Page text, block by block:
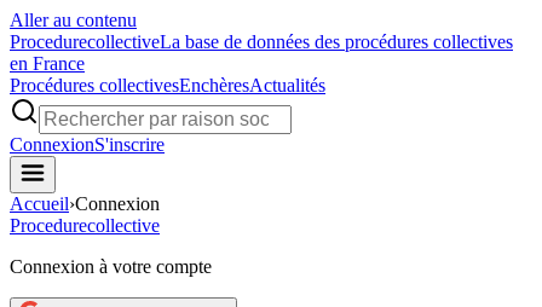
Aller au contenu
ProcedurecollectiveLa base de données des procédures collectives
en France
Procédures collectivesEnchèresActualités
ConnexionS'inscrire
Accueil›Connexion
Procedurecollective
Connexion à votre compte